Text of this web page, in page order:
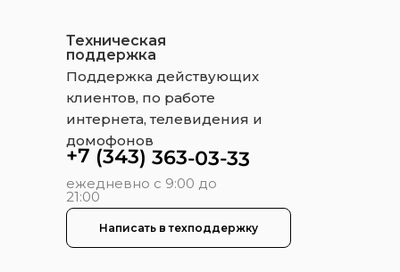
Написать в техподдержку
Техническая
поддержка
+7 (343) 363-03-33
ежедневно с 9:00 до
21:00
Поддержка действующих
клиентов, по работе
интернета, телевидения и
домофонов